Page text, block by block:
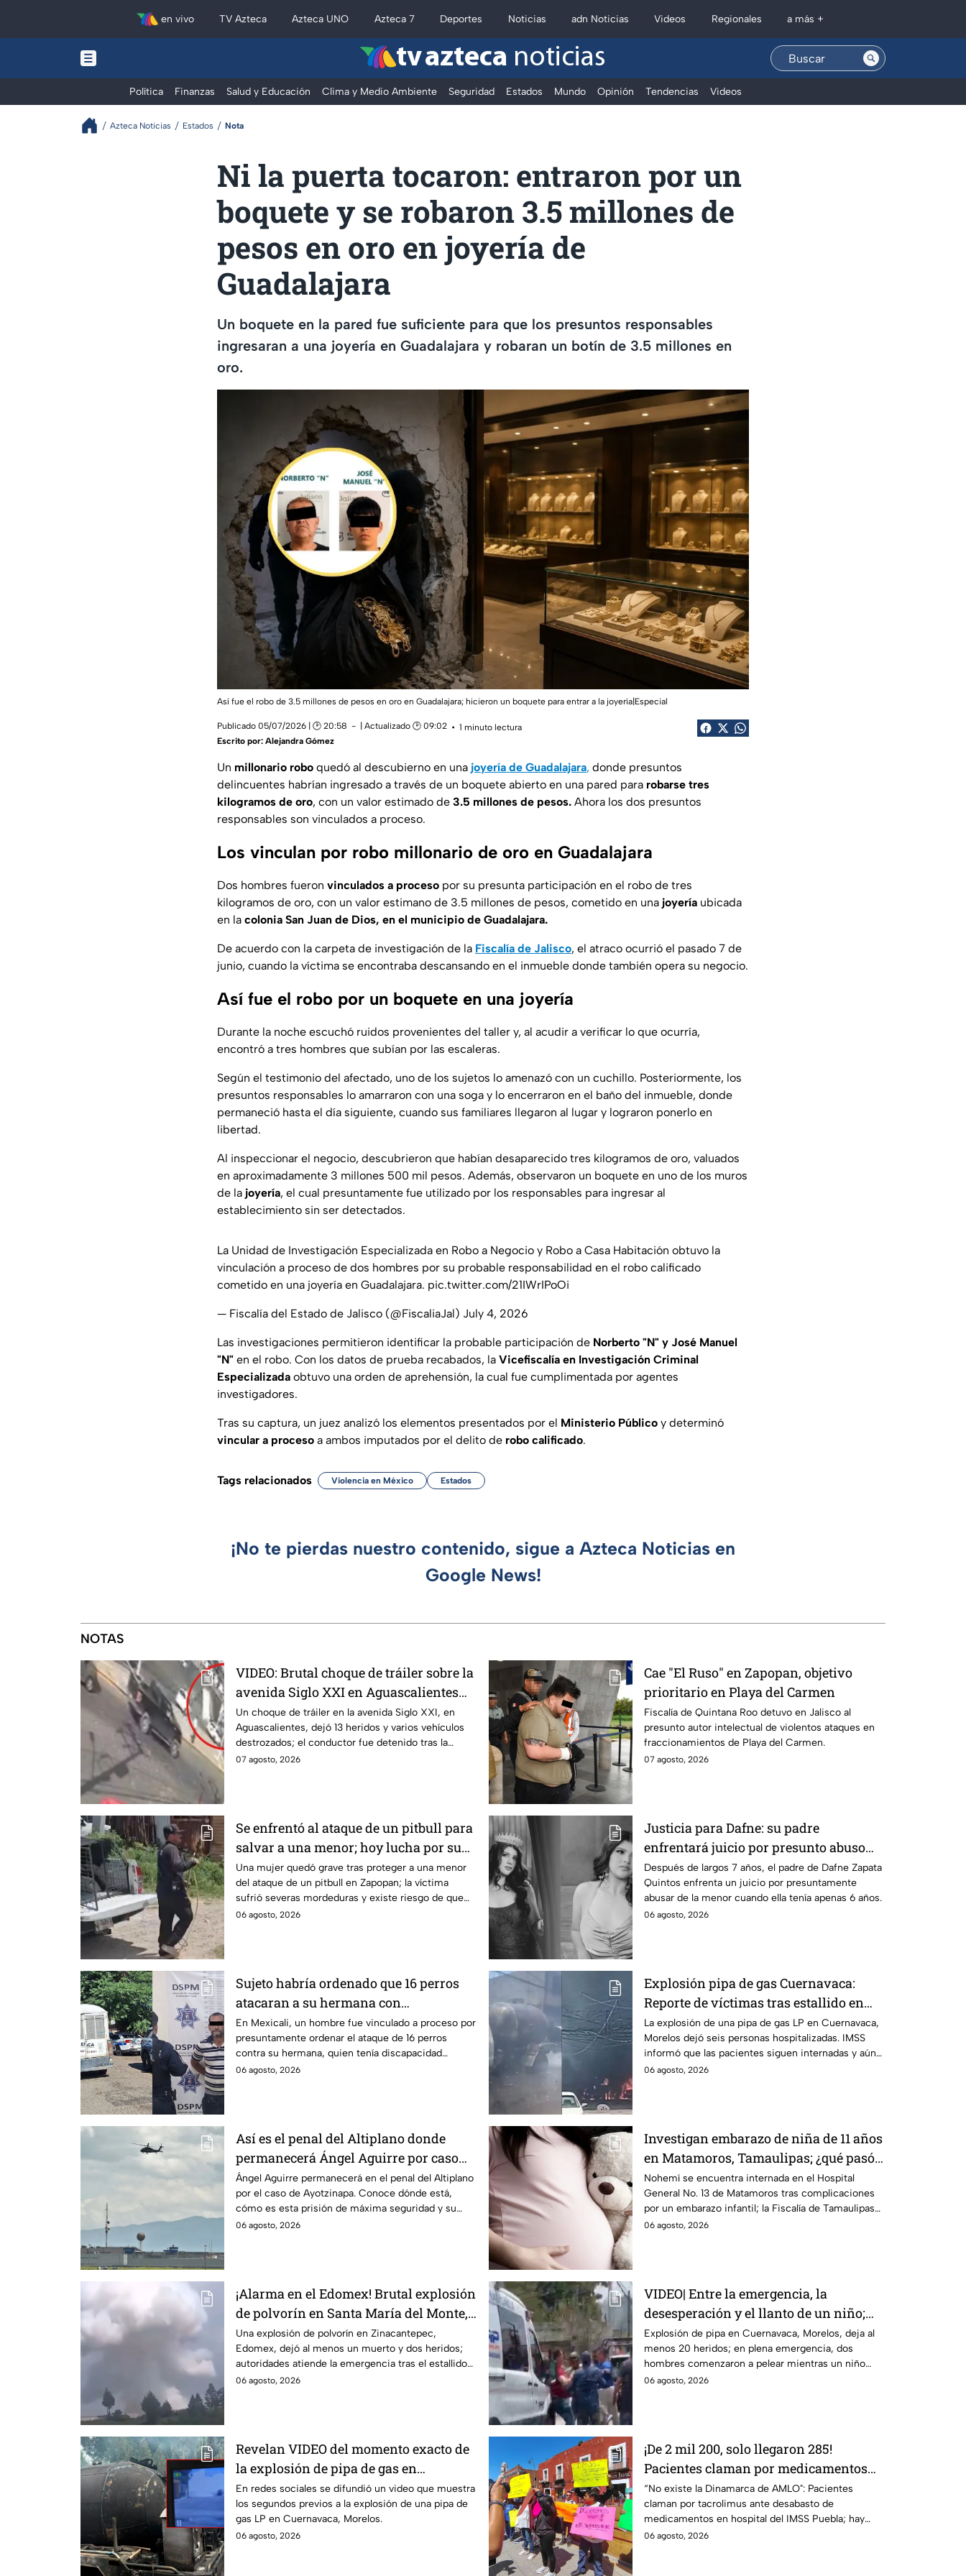
en vivo TV Azteca Azteca UNO Azteca 7 Deportes Noticias adn Noticias Videos Regionales a más +
tv azteca noticias
Política Finanzas Salud y Educación Clima y Medio Ambiente Seguridad Estados Mundo Opinión Tendencias Videos
Azteca Noticias Estados Nota
Ni la puerta tocaron: entraron por un
boquete y se robaron 3.5 millones de
pesos en oro en joyería de
Guadalajara
Un boquete en la pared fue suficiente para que los presuntos responsables
ingresaran a una joyería en Guadalajara y robaran un botín de 3.5 millones en
oro.
Así fue el robo de 3.5 millones de pesos en oro en Guadalajara; hicieron un boquete para entrar a la joyería|Especial
Publicado 05/07/2026 | 🕑 20:58 | Actualizado 🕑 09:02
1 minuto lectura
Escrito por: Alejandra Gómez
Un millonario robo quedó al descubierno en una joyería de Guadalajara, donde presuntos
delincuentes habrían ingresado a través de un boquete abierto en una pared para robarse tres
kilogramos de oro, con un valor estimado de 3.5 millones de pesos. Ahora los dos presuntos
responsables son vinculados a proceso.
Los vinculan por robo millonario de oro en Guadalajara
Dos hombres fueron vinculados a proceso por su presunta participación en el robo de tres
kilogramos de oro, con un valor estimano de 3.5 millones de pesos, cometido en una joyería ubicada
en la colonia San Juan de Dios, en el municipio de Guadalajara.
De acuerdo con la carpeta de investigación de la Fiscalía de Jalisco, el atraco ocurrió el pasado 7 de
junio, cuando la víctima se encontraba descansando en el inmueble donde también opera su negocio.
Así fue el robo por un boquete en una joyería
Durante la noche escuchó ruidos provenientes del taller y, al acudir a verificar lo que ocurría,
encontró a tres hombres que subían por las escaleras.
Según el testimonio del afectado, uno de los sujetos lo amenazó con un cuchillo. Posteriormente, los
presuntos responsables lo amarraron con una soga y lo encerraron en el baño del inmueble, donde
permaneció hasta el día siguiente, cuando sus familiares llegaron al lugar y lograron ponerlo en
libertad.
Al inspeccionar el negocio, descubrieron que habían desaparecido tres kilogramos de oro, valuados
en aproximadamente 3 millones 500 mil pesos. Además, observaron un boquete en uno de los muros
de la joyería, el cual presuntamente fue utilizado por los responsables para ingresar al
establecimiento sin ser detectados.
La Unidad de Investigación Especializada en Robo a Negocio y Robo a Casa Habitación obtuvo la
vinculación a proceso de dos hombres por su probable responsabilidad en el robo calificado
cometido en una joyería en Guadalajara. pic.twitter.com/21IWrIPoOi
— Fiscalía del Estado de Jalisco (@FiscaliaJal) July 4, 2026
Las investigaciones permitieron identificar la probable participación de Norberto "N" y José Manuel
"N" en el robo. Con los datos de prueba recabados, la Vicefiscalía en Investigación Criminal
Especializada obtuvo una orden de aprehensión, la cual fue cumplimentada por agentes
investigadores.
Tras su captura, un juez analizó los elementos presentados por el Ministerio Público y determinó
vincular a proceso a ambos imputados por el delito de robo calificado.
Tags relacionados Violencia en México Estados
¡No te pierdas nuestro contenido, sigue a Azteca Noticias en
Google News!
NOTAS
VIDEO: Brutal choque de tráiler sobre la
avenida Siglo XXI en Aguascalientes
deja varios heridos y destrozos
Un choque de tráiler en la avenida Siglo XXI, en
Aguascalientes, dejó 13 heridos y varios vehículos
destrozados; el conductor fue detenido tras la
carambola.
07 agosto, 2026
Cae "El Ruso" en Zapopan, objetivo
prioritario en Playa del Carmen
Fiscalía de Quintana Roo detuvo en Jalisco al
presunto autor intelectual de violentos ataques en
fraccionamientos de Playa del Carmen.
07 agosto, 2026
Se enfrentó al ataque de un pitbull para
salvar a una menor; hoy lucha por su
vida en Zapopan
Una mujer quedó grave tras proteger a una menor
del ataque de un pitbull en Zapopan; la víctima
sufrió severas mordeduras y existe riesgo de que
pierda un brazo.
06 agosto, 2026
Justicia para Dafne: su padre
enfrentará juicio por presunto abuso
cometido en 2019 en Tamaulipas
Después de largos 7 años, el padre de Dafne Zapata
Quintos enfrenta un juicio por presuntamente
abusar de la menor cuando ella tenía apenas 6 años.
06 agosto, 2026
Sujeto habría ordenado que 16 perros
atacaran a su hermana con
discapacidad en Mexicali, BC
En Mexicali, un hombre fue vinculado a proceso por
presuntamente ordenar el ataque de 16 perros
contra su hermana, quien tenía discapacidad
auditiva.
06 agosto, 2026
Explosión pipa de gas Cuernavaca:
Reporte de víctimas tras estallido en
Morelos
La explosión de una pipa de gas LP en Cuernavaca,
Morelos dejó seis personas hospitalizadas. IMSS
informó que las pacientes siguen internadas y aún
no hay parte médico.
06 agosto, 2026
Así es el penal del Altiplano donde
permanecerá Ángel Aguirre por caso
Ayotzinapa
Ángel Aguirre permanecerá en el penal del Altiplano
por el caso de Ayotzinapa. Conoce dónde está,
cómo es esta prisión de máxima seguridad y su
historia.
06 agosto, 2026
Investigan embarazo de niña de 11 años
en Matamoros, Tamaulipas; ¿qué pasó
con Nohemí?
Nohemí se encuentra internada en el Hospital
General No. 13 de Matamoros tras complicaciones
por un embarazo infantil; la Fiscalía de Tamaulipas
ya investiga.
06 agosto, 2026
¡Alarma en el Edomex! Brutal explosión
de polvorín en Santa María del Monte,
Zinacantepec; reportan al menos un
muerto y heridos
Una explosión de polvorín en Zinacantepec,
Edomex, dejó al menos un muerto y dos heridos;
autoridades atiende la emergencia tras el estallido
de un taller clandestino.
06 agosto, 2026
VIDEO| Entre la emergencia, la
desesperación y el llanto de un niño;
adultos desatan pelea tras explosión de
pipa en Cuernavaca
Explosión de pipa en Cuernavaca, Morelos, deja al
menos 20 heridos; en plena emergencia, dos
hombres comenzaron a pelear mientras un niño
lloraba en el lugar.
06 agosto, 2026
Revelan VIDEO del momento exacto de
la explosión de pipa de gas en
Cuernavaca, Morelos
En redes sociales se difundió un video que muestra
los segundos previos a la explosión de una pipa de
gas LP en Cuernavaca, Morelos.
06 agosto, 2026
¡De 2 mil 200, solo llegaron 285!
Pacientes claman por medicamentos
ante desabasto en IMSS Puebla
“No existe la Dinamarca de AMLO": Pacientes
claman por tacrolimus ante desabasto de
medicamentos en hospital del IMSS Puebla; hay
900 personas están afectadas.
06 agosto, 2026